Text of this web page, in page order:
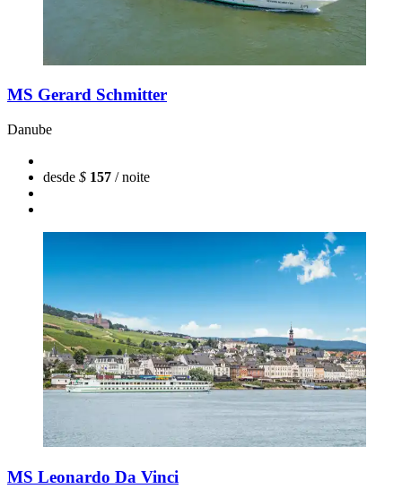
MS Gerard Schmitter
Danube
desde $ 157 / noite
MS Leonardo Da Vinci